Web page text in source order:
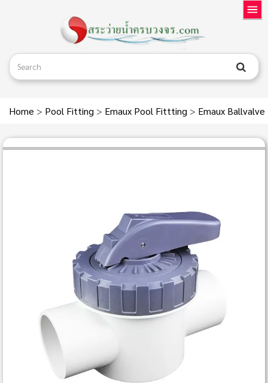
Home > Pool Fitting > Emaux Pool Fittting > Emaux